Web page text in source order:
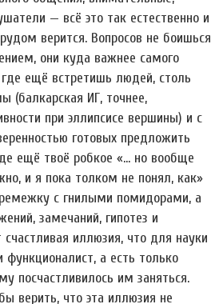
— всё это так естественно и
верится. Вопросов не боишься
они куда важнее самого
ещё встретишь людей, столь
(балкарская ИГ, точнее,
при эллипсисе вершины) и с
готовых предложить
ещё твоё робкое «… но вообще
и я пока толком не понял, как»
с гнилыми помидорами, а
замечаний, гипотез и
счастливая иллюзия, что для науки
функционалист, а есть только
посчастливилось им заняться.
верить, что эта иллюзия не